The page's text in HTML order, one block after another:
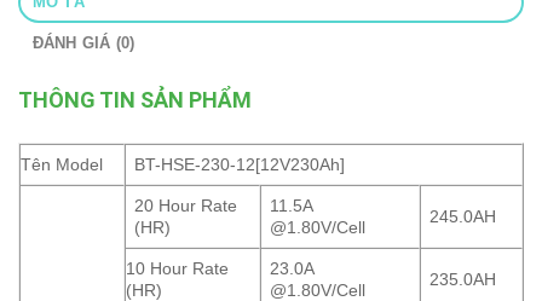
ĐÁNH GIÁ (0)
THÔNG TIN SẢN PHẨM
Tên Model BT-HSE-230-12[12V230Ah]
20 Hour Rate
(HR)
11.5A
@1.80V/Cell
245.0AH
10 Hour Rate
(HR)
23.0A
@1.80V/Cell
235.0AH